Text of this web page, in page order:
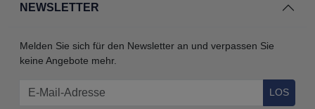
NEWSLETTER
Melden Sie sich für den Newsletter an und verpassen Sie
keine Angebote mehr.
LOS